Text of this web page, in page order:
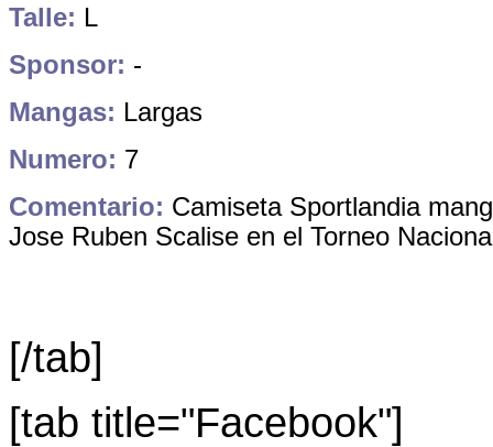
Talle: L
Sponsor: -
Mangas: Largas
Numero: 7
Comentario: Camiseta Sportlandia
Jose Ruben Scalise en el Torneo
[/tab]
[tab title="Facebook"]